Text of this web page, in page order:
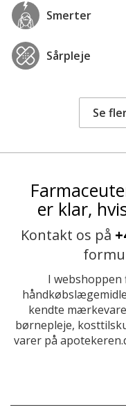
Smerter
Sårpleje
Se
er klar,
Kontakt os på
I
kendte
børnepleje,
varer på